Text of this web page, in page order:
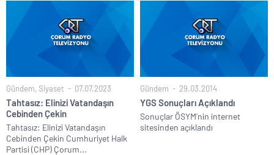
Gündem, Siyaset 07.07.2023
Tahtasız: Elinizi Vatandaşın
Cebinden Çekin
Tahtasız: Elinizi Vatandaşın
Cebinden Çekin Cumhuriyet Halk
Partisi (CHP) Çorum...
Gündem 29.03.2014
YGS Sonuçları Açıklandı
Sonuçlar ÖSYM'nin internet
sitesinden açıklandı